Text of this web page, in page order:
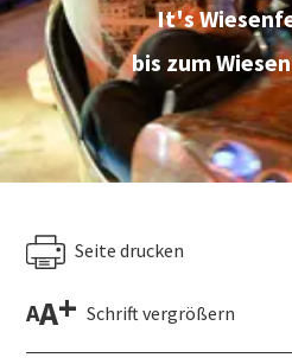
It's
bis zum
Seite drucken
AA+ Schrift vergrößern